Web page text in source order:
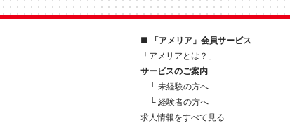
■ 「アメリア」会員サービス
「アメリアとは？」
サービスのご案内
└ 未経験の方へ
└ 経験者の方へ
求人情報をすべて見る